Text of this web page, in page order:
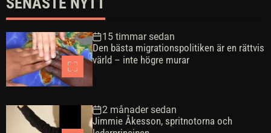
15 timmar sedan
Den bästa migrationspolitiken är en rättvis
värld – inte högre murar
2 månader sedan
Jimmie Åkesson, spritnotorna och